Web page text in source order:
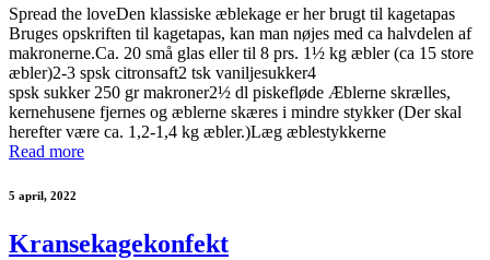
Spread the loveDen klassiske æblekage er her brugt til kagetapas
Bruges opskriften til kagetapas, kan man nøjes med ca halvdelen af
makronerne.Ca. 20 små glas eller til 8 prs. 1½ kg æbler (ca 15 store
æbler)2-3 spsk citronsaft2 tsk vaniljesukker4
spsk sukker 250 gr makroner2½ dl piskefløde Æblerne skrælles,
kernehusene fjernes og æblerne skæres i mindre stykker (Der skal
herefter være ca. 1,2-1,4 kg æbler.)Læg æblestykkerne
Read more
5 april, 2022
Kransekagekonfekt